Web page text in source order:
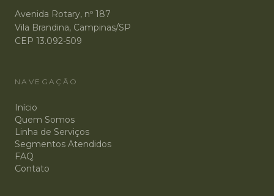
Avenida Rotary, nº 187
Vila Brandina, Campinas/SP
CEP 13.092-509
NAVEGAÇÃO
Início
Quem Somos
Linha de Serviços
Segmentos Atendidos
FAQ
Contato